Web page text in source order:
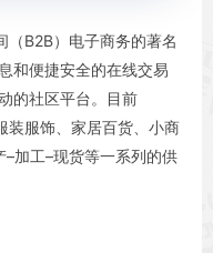
B2B）电子商务的著名
和便捷安全的在线交易
的社区平台。目前
装服饰、家居百货、小商
加工–现货等一系列的供